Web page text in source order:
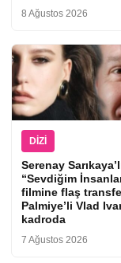
8 Ağustos 2026
DIZI
Serenay
“Sevdiğim
filmine flaş
Palmiye’li Vlad
kadroda
7 Ağustos 2026